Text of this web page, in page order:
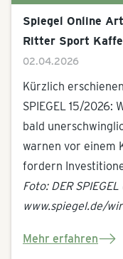
Spiegel Online
Ritter Sport
02.04.2026
Kürzlich
SPIEGEL 15/2026:
bald
warnen vor einem
fordern
Foto: DER
www.spiegel.de/
Mehr erfahren